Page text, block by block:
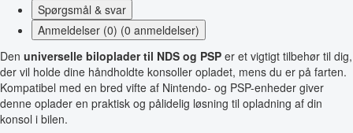
Spørgsmål & svar
Anmeldelser (0) (0 anmeldelser)
Den universelle biloplader til NDS og PSP er et vigtigt tilbehør til dig,
der vil holde dine håndholdte konsoller opladet, mens du er på farten.
Kompatibel med en bred vifte af Nintendo- og PSP-enheder giver
denne oplader en praktisk og pålidelig løsning til opladning af din
konsol i bilen.